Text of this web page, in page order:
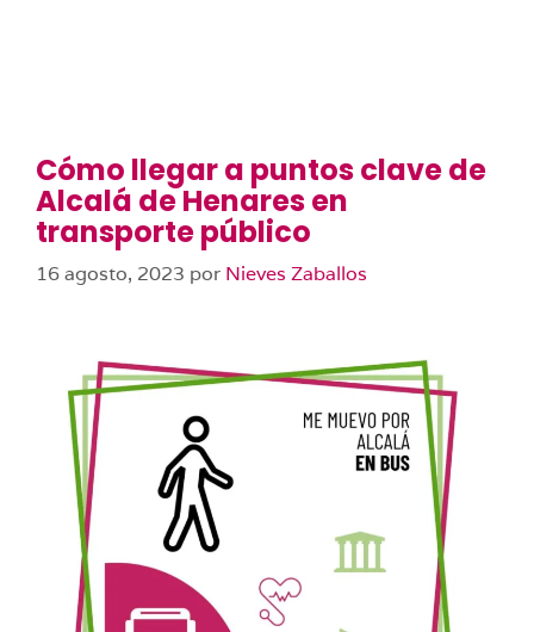
Cómo llegar a puntos clave de
Alcalá de Henares en
transporte público
16 agosto, 2023 por Nieves Zaballos